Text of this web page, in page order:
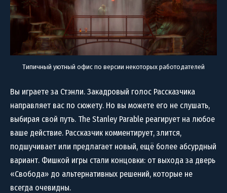
Типичный уютный офис по версии некоторых работодателей
Вы играете за Стэнли. Закадровый голос Рассказчика
направляет вас по сюжету. Но вы можете его не слушать,
выбирая свой путь. The Stanley Parable реагирует на любое
ваше действие. Рассказчик комментирует, злится,
подшучивает или предлагает новый, ещё более абсурдный
вариант. Фишкой игры стали концовки: от выхода за дверь
«Свобода» до альтернативных решений, которые не
всегда очевидны.